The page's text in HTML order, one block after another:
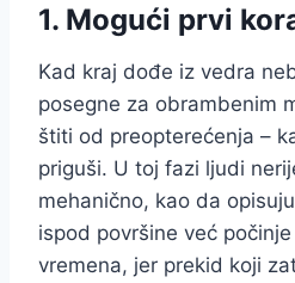
1. Mogući prvi
Kad kraj dođe iz vedra
posegne za obrambenim
štiti od preopterećenja –
priguši. U toj fazi ljudi
mehanično, kao da
ispod površine već
vremena, jer prekid koji